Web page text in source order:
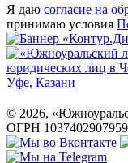
Я даю согласие на
принимаю условия
© 2026,
ОГРН 1037402907959